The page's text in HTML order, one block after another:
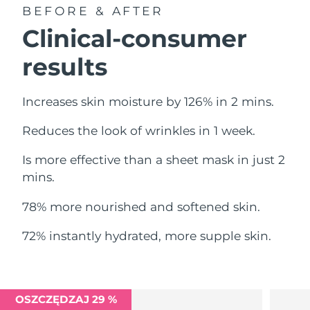
BEFORE & AFTER
Clinical-consumer
results
Increases skin moisture by 126% in 2 mins.
Reduces the look of wrinkles in 1 week.
Is more effective than a sheet mask in just 2
mins.
78% more nourished and softened skin.
72% instantly hydrated, more supple skin.
OSZCZĘDZAJ 29 %
Liban
Oczekiwany czas dostawy
Luksemburg
9/8/26
SRA Makau (Chiny)
Oczekiwany czas dostawy
Malezja
Oczekiwany czas dostawy
Monako